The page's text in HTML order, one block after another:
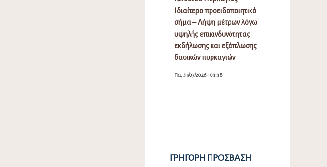
Ιδιαίτερο προειδοποιητικό
σήμα – Λήψη μέτρων λόγω
υψηλής επικινδυνότητας
εκδήλωσης και εξάπλωσης
δασικών πυρκαγιών
Πα, 31/07/2026 - 03:38
ΓΡΉΓΟΡΗ ΠΡΌΣΒΑΣΗ